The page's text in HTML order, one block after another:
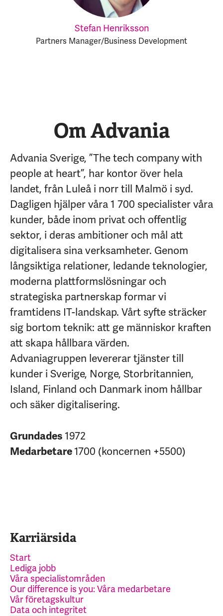
Stefan Henriksson
Partners Manager/Business Development
Om Advania
Advania Sverige, ”The tech company with
people at heart”, har kontor över hela
landet, från Luleå i norr till Malmö i syd.
Dagligen hjälper våra 1 700 specialister våra
kunder, både inom privat och offentlig
sektor, i deras ambitioner och mål att
digitalisera sina verksamheter. Genom
långsiktiga relationer, ledande teknologier,
moderna plattformslösningar och
strategiska partnerskap formar vi
framtidens IT-landskap. Vårt syfte sträcker
sig bortom teknik: att ge människor kraften
att skapa hållbara värden.
Advaniagruppen levererar tjänster till
kunder i Sverige, Norge, Storbritannien,
Island, Finland och Danmark inom hållbar
och säker digitalisering.
Grundades1972
Medarbetare1700 (koncernen +5500)
Karriärsida
Start
Lediga jobb
Våra specialistområden
Our difference is you: Våra medarbetare
Vår företagskultur
Data och integritet